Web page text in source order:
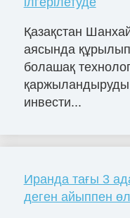
Қазақстан
аясында
болашақ
қаржыландыруды
инвести...
Иранда тағы 3
деген айыппен